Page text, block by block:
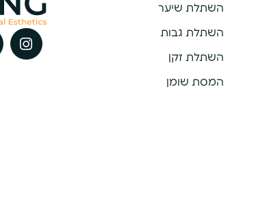
השתלת שיער
השתלת גבות
השתלת זקן
המסת שומן